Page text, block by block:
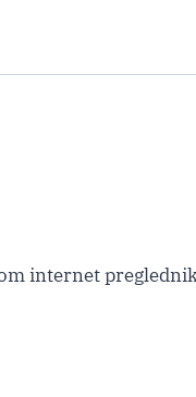
internet